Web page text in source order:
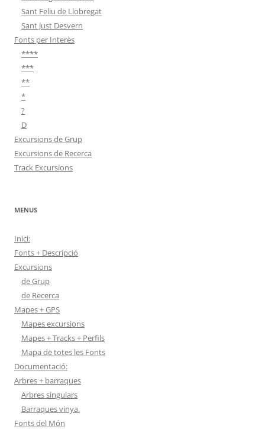
Sant Feliu de Llobregat
Sant Just Desvern
Fonts per Interès
****
***
**
*
?
D
Excursions de Grup
Excursions de Recerca
Track Excursions
MENUS
Inici:
Fonts + Descripció
Excursions
de Grup
de Recerca
Mapes + GPS
Mapes excursions
Mapes + Tracks + Perfils
Mapa de totes les Fonts
Documentació:
Arbres + barraques
Arbres singulars
Barraques vinya.
Fonts del Món